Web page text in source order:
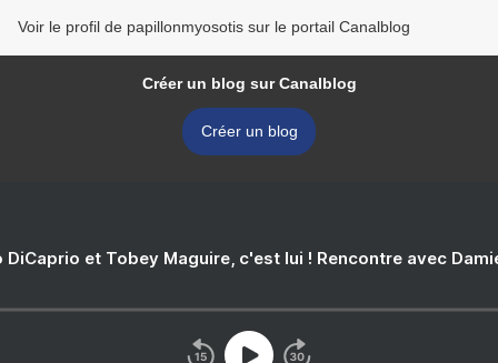
Voir le profil de papillonmyosotis sur le portail Canalblog
Créer un blog sur Canalblog
Créer un blog
DiCaprio et Tobey Maguire, c'est lui ! Rencontre avec